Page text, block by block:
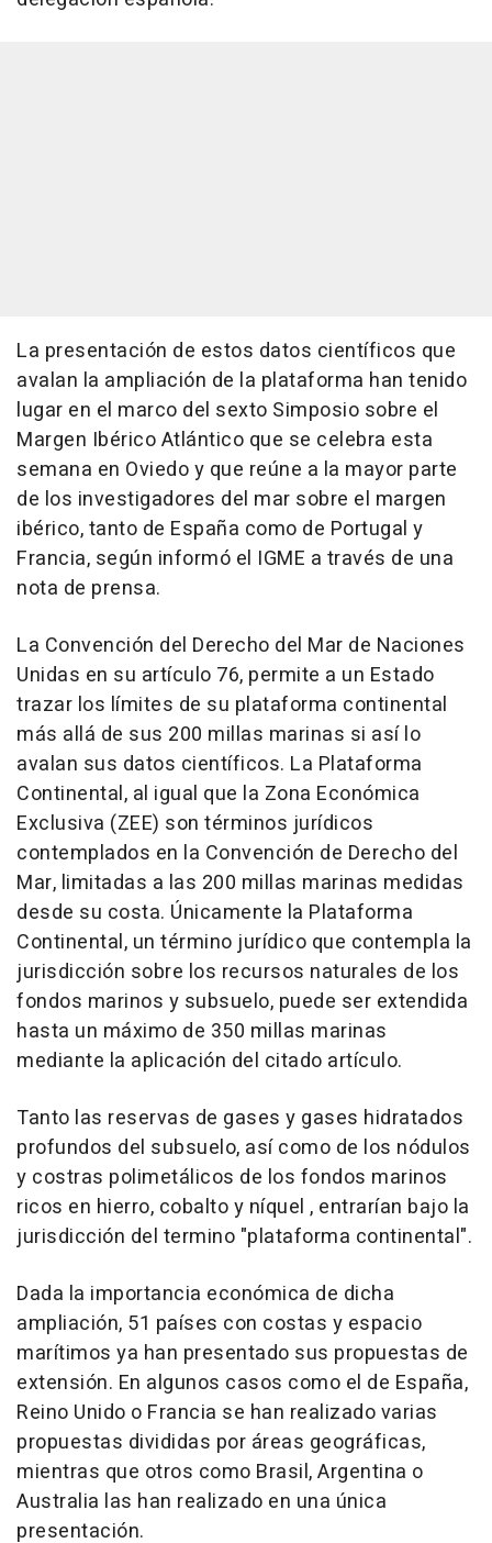
La presentación de estos datos científicos que
avalan la ampliación de la plataforma han tenido
lugar en el marco del sexto Simposio sobre el
Margen Ibérico Atlántico que se celebra esta
semana en Oviedo y que reúne a la mayor parte
de los investigadores del mar sobre el margen
ibérico, tanto de España como de Portugal y
Francia, según informó el IGME a través de una
nota de prensa.
La Convención del Derecho del Mar de Naciones
Unidas en su artículo 76, permite a un Estado
trazar los límites de su plataforma continental
más allá de sus 200 millas marinas si así lo
avalan sus datos científicos. La Plataforma
Continental, al igual que la Zona Económica
Exclusiva (ZEE) son términos jurídicos
contemplados en la Convención de Derecho del
Mar, limitadas a las 200 millas marinas medidas
desde su costa. Únicamente la Plataforma
Continental, un término jurídico que contempla la
jurisdicción sobre los recursos naturales de los
fondos marinos y subsuelo, puede ser extendida
hasta un máximo de 350 millas marinas
mediante la aplicación del citado artículo.
Tanto las reservas de gases y gases hidratados
profundos del subsuelo, así como de los nódulos
y costras polimetálicos de los fondos marinos
ricos en hierro, cobalto y níquel , entrarían bajo la
jurisdicción del termino "plataforma continental".
Dada la importancia económica de dicha
ampliación, 51 países con costas y espacio
marítimos ya han presentado sus propuestas de
extensión. En algunos casos como el de España,
Reino Unido o Francia se han realizado varias
propuestas divididas por áreas geográficas,
mientras que otros como Brasil, Argentina o
Australia las han realizado en una única
presentación.